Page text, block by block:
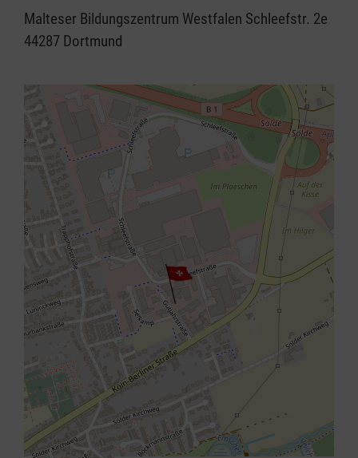
Malteser Bildungszentrum Westfalen Schleefstr. 2e
44287 Dortmund